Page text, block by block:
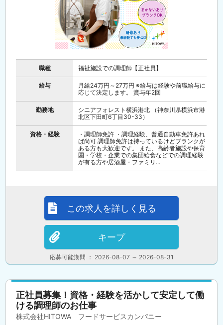
職種 福祉施設での調理師【正社員】
給与
月給24万円～27万円 ※給与は経験や前職給与に
応じて決定します。 賞与年2回
勤務地
シニアフォレスト横浜港北 （神奈川県横浜市港
北区下田町6丁目30-33）
資格・経験
・調理師免許 ・調理経験、普通自動車免許あれ
ば尚可 調理師免許は持っているけどブランクが
ある方も大歓迎です。 また、高齢者施設や保育
園・学校・企業での集団給食などでの調理経験
が有る方や居酒屋・ファミリ...
応募可能期間 ： 2026-08-07 ～ 2026-08-31
この求人を詳しく見る
キープ
正社員募集！資格・経験を活かして安定して働
ける調理師のお仕事
株式会社HITOWA フードサービスカンパニー